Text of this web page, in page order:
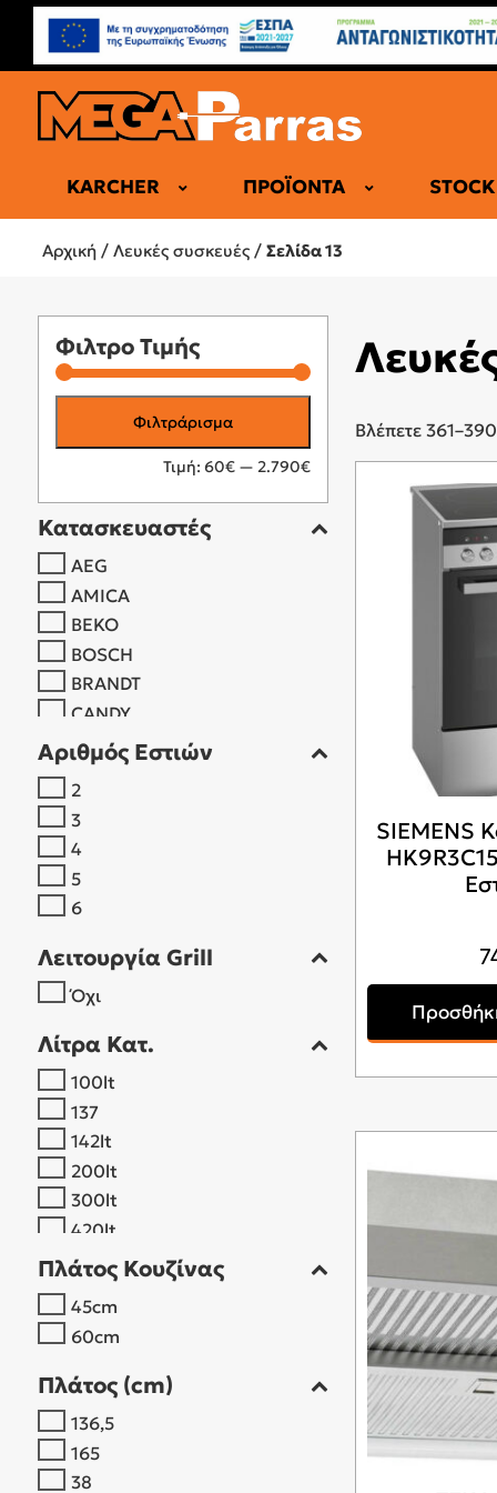
KARCHER ΠΡΟΪΌΝΤΑ
ΝΗΣΊΔΑ/
Αρχική / Λευκές συσκευές / Σελίδα 13
Φιλτρο Τιμής
τιμή
τιμή
Φιλτράρισμα
Τιμή: 60€ — 2.790€
Κατασκευαστές
AEG
AMICA
BEKO
BOSCH
BRANDT
CANDY
CARAD
DAVOLINE
ELECTROLUX
ESKIMO
FABER
FEDERAL
GORENJE
GRUPPE
INVENTOR
KORTING
LG
MAIDTEC
MIELE
MORRIS
MUHLER
NEFF
PHILCO
PITSOS
PRINCESS
ROBIN
SAMSUNG
SHARP
SIEMENS
Αριθμός Εστιών
2
3
4
5
6
Λειτουργία Grill
Όχι
Λίτρα Κατ.
100lt
137
142lt
200lt
300lt
420lt
Πλάτος Κουζίνας
45cm
60cm
Πλάτος (cm)
136,5
165
38
Βλέπετε
SIEMENS